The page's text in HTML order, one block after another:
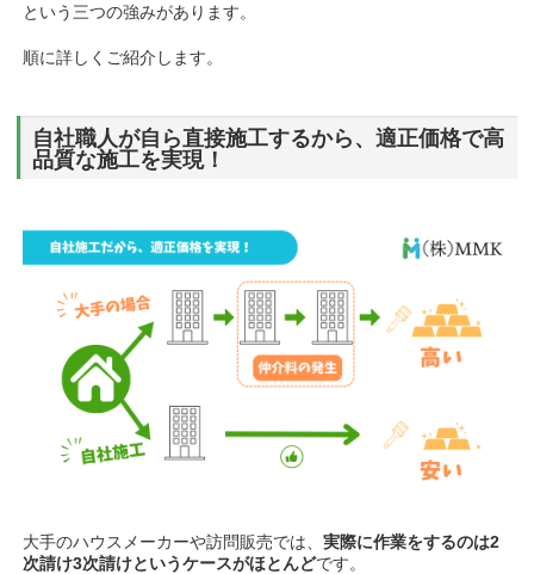
という三つの強みがあります。
順に詳しくご紹介します。
自社職人が自ら直接施工するから、適正価格で高
品質な施工を実現！
大手のハウスメーカーや訪問販売では、実際に作業をするのは2
次請け3次請けというケースがほとんどです。